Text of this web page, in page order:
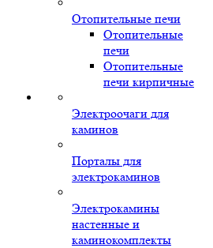
Отопительные печи
Отопительные
печи
Отопительные
печи кирпичные
Электроочаги для
каминов
Порталы для
электрокаминов
Электрокамины
настенные и
каминокомплекты